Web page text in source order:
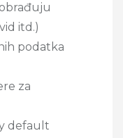
itd.)
podatka
za
default